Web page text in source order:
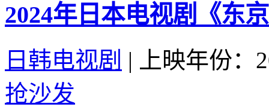
2024年日本电视剧《东
日韩电视剧 |
上映年份：
抢沙发